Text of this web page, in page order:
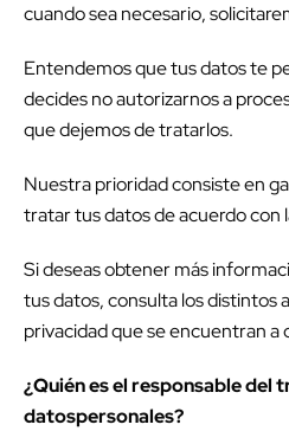
cuando sea necesario,
Entendemos que tus datos te
decides no autorizarnos a
que dejemos de tratarlos.
Nuestra prioridad consiste en
tratar tus datos de acuerdo con
Si deseas obtener más
tus datos, consulta los distintos
privacidad que se encuentran a
¿Quién es el responsable del
datospersonales?